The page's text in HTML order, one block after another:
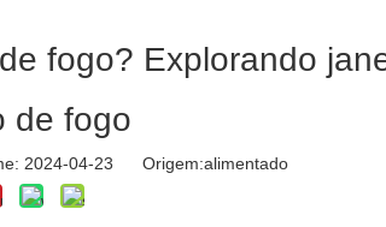
fogo? Explorando
de fogo
2024-04-23 Origem:alimentado